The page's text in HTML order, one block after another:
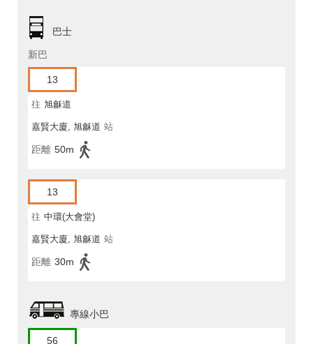
巴士
新巴
13
往 旭龢道
嘉賢大廈, 旭龢道 站
距離 50m
13
往 中環(大會堂)
嘉賢大廈, 旭龢道 站
距離 30m
專線小巴
56